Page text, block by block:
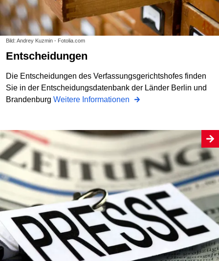
Bild: Andrey Kuzmin - Fotolia.com
Entscheidungen
Die Entscheidungen des Verfassungsgerichtshofes finden
Sie in der Entscheidungsdatenbank der Länder Berlin und
Brandenburg Weitere Informationen